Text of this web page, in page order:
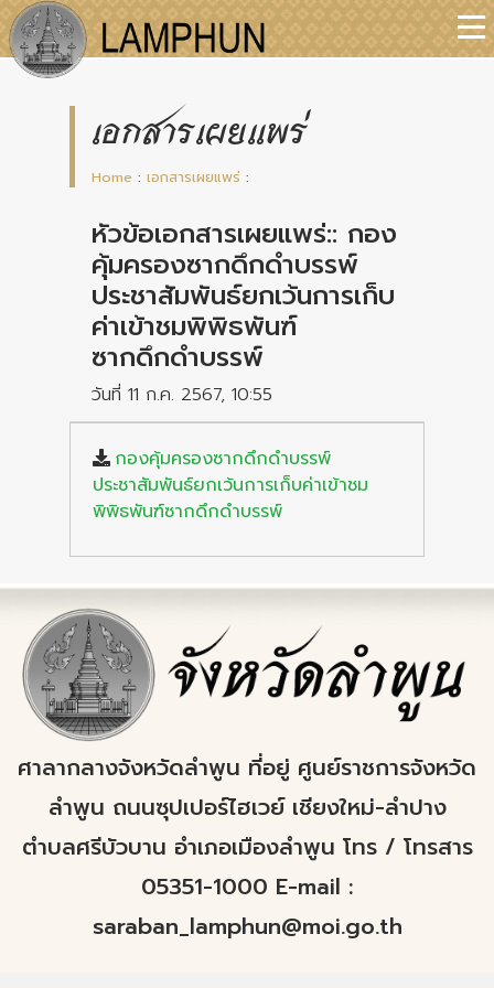
เอกสารเผยแพร่
Home : เอกสารเผยแพร่ :
หัวข้อเอกสารเผยแพร่:: กอง
คุ้มครองซากดึกดำบรรพ์
ประชาสัมพันธ์ยกเว้นการเก็บ
ค่าเข้าชมพิพิธพันฑ์
ซากดึกดำบรรพ์
วันที่ 11 ก.ค. 2567, 10:55
กองคุ้มครองซากดึกดำบรรพ์
ประชาสัมพันธ์ยกเว้นการเก็บค่าเข้าชม
พิพิธพันฑ์ซากดึกดำบรรพ์
ศาลากลางจังหวัดลำพูน ที่อยู่ ศูนย์ราชการจังหวัด
ลำพูน ถนนซุปเปอร์ไฮเวย์ เชียงใหม่-ลำปาง
ตำบลศรีบัวบาน อำเภอเมืองลำพูน โทร / โทรสาร
05351-1000 E-mail :
saraban_lamphun@moi.go.th